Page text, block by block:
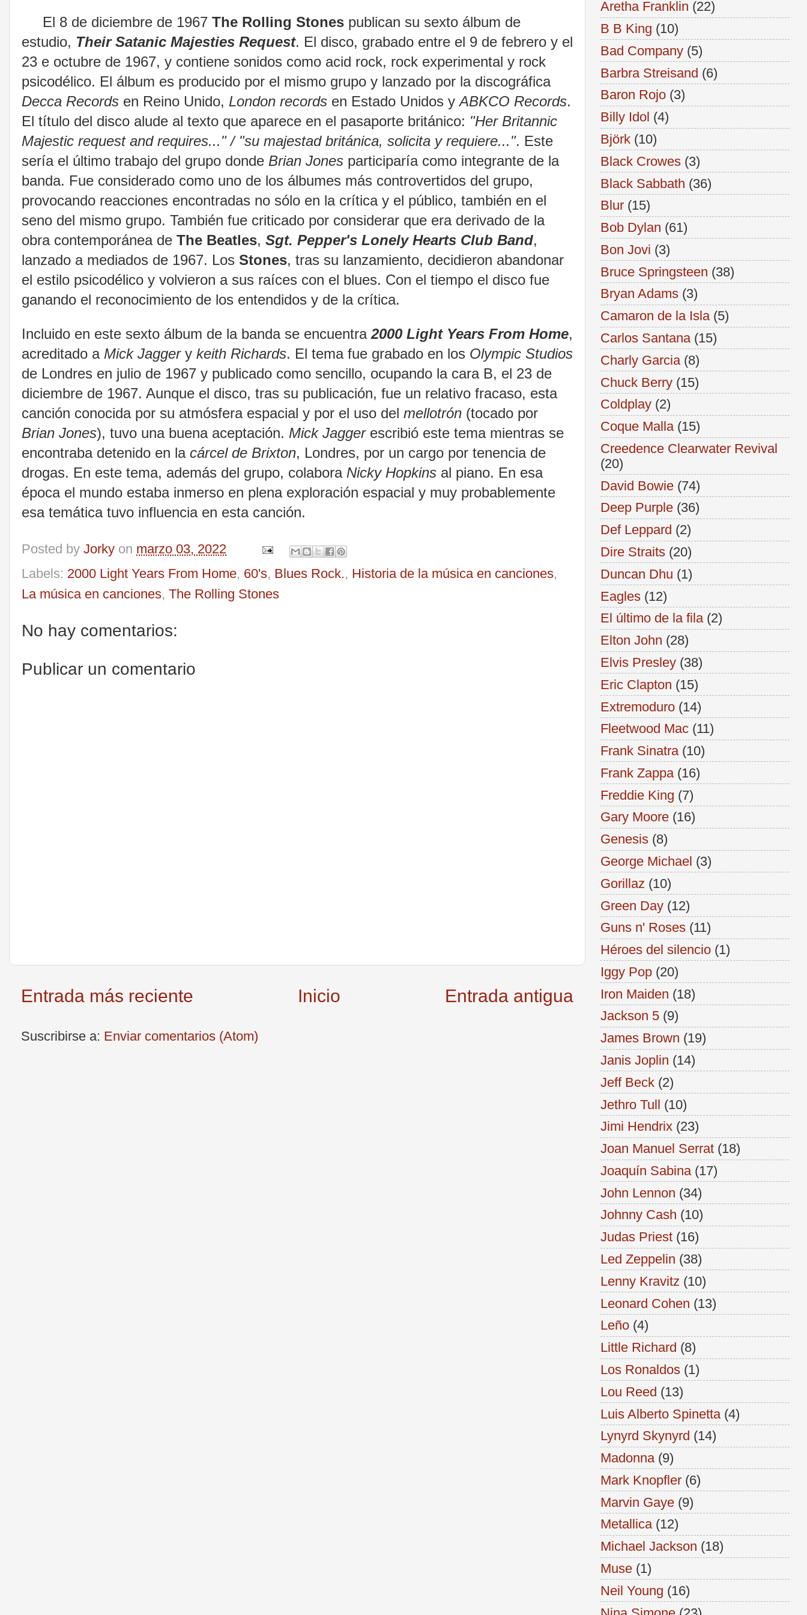
El 8 de diciembre de 1967 The Rolling Stones publican su sexto álbum de
estudio, Their Satanic Majesties Request. El disco, grabado entre el 9 de febrero y el
23 e octubre de 1967, y contiene sonidos como acid rock, rock experimental y rock
psicodélico. El álbum es producido por el mismo grupo y lanzado por la discográfica
Decca Records en Reino Unido, London records en Estado Unidos yABKCO Records.
El título del disco alude al texto que aparece en el pasaporte británico: "Her Britannic
Majestic request and requires..." / "su majestad británica, solicita y requiere...". Este
sería el último trabajo del grupo donde Brian Jones participaría como integrante de la
banda. Fue considerado como uno de los álbumes más controvertidos del grupo,
provocando reacciones encontradas no sólo en la crítica y el público, también en el
seno del mismo grupo. También fue criticado por considerar que era derivado de la
obra contemporánea de The Beatles, Sgt. Pepper's Lonely Hearts Club Band,
lanzado a mediados de 1967. Los Stones, tras su lanzamiento, decidieron abandonar
el estilo psicodélico y volvieron a sus raíces con el blues. Con el tiempo el disco fue
ganando el reconocimiento de los entendidos y de la crítica.
Incluido en este sexto álbum de la banda se encuentra 2000 Light Years From Home,
acreditado a Mick Jaggery keith Richards. El tema fue grabado en los Olympic Studios
de Londres en julio de 1967 y publicado como sencillo, ocupando la cara B, el 23 de
diciembre de 1967. Aunque el disco, tras su publicación, fue un relativo fracaso, esta
canción conocida por su atmósfera espacial y por el uso del mellotrón (tocado por
Brian Jones), tuvo una buena aceptación. Mick Jaggerescribió este tema mientras se
encontraba detenido en la cárcel de Brixton, Londres, por un cargo por tenencia de
drogas. En este tema, además del grupo, colabora Nicky Hopkins al piano. En esa
época el mundo estaba inmerso en plena exploración espacial y muy probablemente
esa temática tuvo influencia en esta canción.
Posted by Jorky on marzo 03, 2022
Labels: 2000 Light Years From Home, 60's, Blues Rock., Historia de la música en canciones,
La música en canciones, The Rolling Stones
No hay comentarios:
Publicar un comentario
Entrada más reciente Entrada antigua
Inicio
Suscribirse a: Enviar comentarios (Atom)
Aretha Franklin (22)
B B King (10)
Bad Company (5)
Barbra Streisand (6)
Baron Rojo (3)
Billy Idol (4)
Björk (10)
Black Crowes (3)
Black Sabbath (36)
Blur (15)
Bob Dylan (61)
Bon Jovi (3)
Bruce Springsteen (38)
Bryan Adams (3)
Camaron de la Isla (5)
Carlos Santana (15)
Charly Garcia (8)
Chuck Berry (15)
Coldplay (2)
Coque Malla (15)
Creedence Clearwater Revival
(20)
David Bowie (74)
Deep Purple (36)
Def Leppard (2)
Dire Straits (20)
Duncan Dhu (1)
Eagles (12)
El último de la fila (2)
Elton John (28)
Elvis Presley (38)
Eric Clapton (15)
Extremoduro (14)
Fleetwood Mac (11)
Frank Sinatra (10)
Frank Zappa (16)
Freddie King (7)
Gary Moore (16)
Genesis (8)
George Michael (3)
Gorillaz (10)
Green Day (12)
Guns n' Roses (11)
Héroes del silencio (1)
Iggy Pop (20)
Iron Maiden (18)
Jackson 5 (9)
James Brown (19)
Janis Joplin (14)
Jeff Beck (2)
Jethro Tull (10)
Jimi Hendrix (23)
Joan Manuel Serrat (18)
Joaquín Sabina (17)
John Lennon (34)
Johnny Cash (10)
Judas Priest (16)
Led Zeppelin (38)
Lenny Kravitz (10)
Leonard Cohen (13)
Leño (4)
Little Richard (8)
Los Ronaldos (1)
Lou Reed (13)
Luis Alberto Spinetta (4)
Lynyrd Skynyrd (14)
Madonna (9)
Mark Knopfler (6)
Marvin Gaye (9)
Metallica (12)
Michael Jackson (18)
Muse (1)
Neil Young (16)